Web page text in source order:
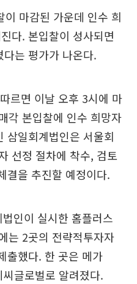
마감된 가운데 인수 희
다. 본입찰이 성사되면
는 평가가 나온다.
르면 이날 오후 3시에 마
각 본입찰에 인수 희망자
삼일회계법인은 서울회
선정 절차에 착수, 검토
결을 추진할 예정이다.
인이 실시한 홈플러스
는 2곳의 전략적투자자
출했다. 한 곳은 메가
글로벌로 알려졌다.